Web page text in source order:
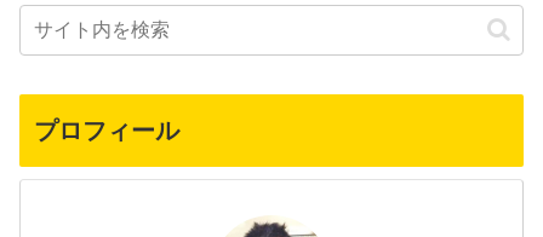
プロフィール